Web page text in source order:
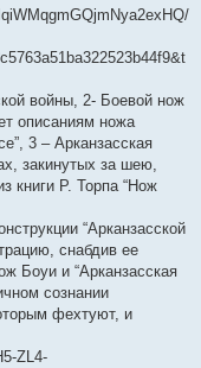
войны, 2- Боевой нож
описаниям ножа
3 – Арканзасская
закинутых за шею,
книги Р. Торпа “Нож
“Арканзасской
снабдив ее
Боуи и “Арканзасская
сознании
фехтуют, и
ZL4-